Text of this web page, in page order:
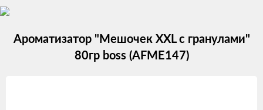
Ароматизатор "Мешочек XXL с гранулами"
80гр boss (AFME147)